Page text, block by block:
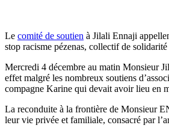
Le comité de soutien à Jilali Ennaji
stop racisme pézenas, collectif de
Mercredi 4 décembre au matin Monsieur
effet malgré les nombreux soutiens
compagne Karine qui devait avoir lieu en
La reconduite à la frontière de Monsieur
leur vie privée et familiale, consacré par